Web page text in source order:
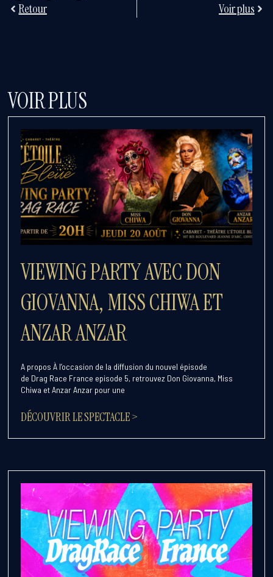
Retour Voir plus
VOIR PLUS
VIEWING PARTY AVEC DON
GIOVANNA, MISS CHIWA ET
ANZAR ANZAR
A propos À l’occasion de la diffusion du nouvel épisode
de Drag Race France episode 5, retrouvez Don Giovanna, Miss
Chiwa et Anzar Anzar pour une
DÉCOUVRIR LE SPECTACLE >